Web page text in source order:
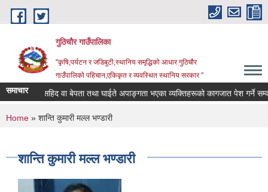
Skip to main content
गुठिचौर गाउँपालिका
"कृषि,पर्यटन र जडिबुटी,स्थानिय समृद्धिको आधार गुठिचौर
गाउँपालिको पहिचान,एकिकृत र व्यवस्थित स्थानिय सरकार "
समाचार
!!! सहिद वा बेपता तथा घाईते अपाङ्गता भएका व्यक्तिहरूको कागजात पेश गर्ने
You are here
Home » शान्ति कुमारी मल्ल भण्डारी
शान्ति कुमारी मल्ल भण्डारी